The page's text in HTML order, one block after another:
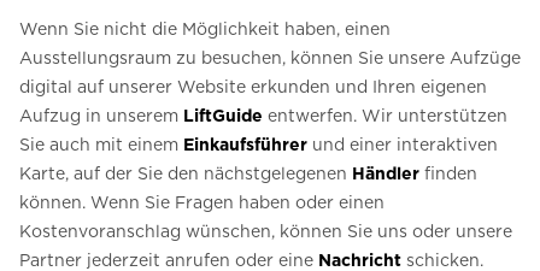
Wenn Sie nicht die Möglichkeit haben, einen
Ausstellungsraum zu besuchen, können Sie unsere Aufzüge
digital auf unserer Website erkunden und Ihren eigenen
Aufzug in unserem LiftGuide entwerfen. Wir unterstützen
Sie auch mit einem Einkaufsführer und einer interaktiven
Karte, auf der Sie den nächstgelegenen Händler finden
können. Wenn Sie Fragen haben oder einen
Kostenvoranschlag wünschen, können Sie uns oder unsere
Partner jederzeit anrufen oder eine Nachricht schicken.